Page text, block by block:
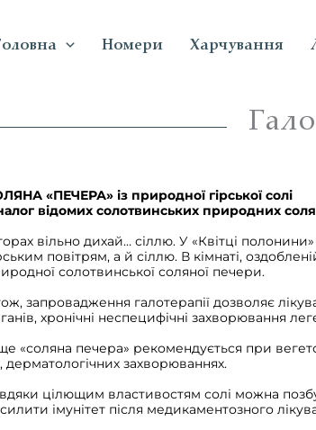
Номери Харчування
«ПЕЧЕРА» із природної гірської солі
відомих солотвинських природних
вільно дихай… сіллю. У «Квітці
повітрям, а й сіллю. В кімнаті,
солотвинської соляної печери.
запровадження галотерапії дозволяє
хронічні неспецифічні захворювання
«соляна печера» рекомендується при
дерматологічних захворюваннях.
цілющим властивостям солі можна
імунітет після медикаментозного